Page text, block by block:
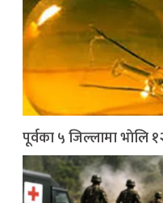
पूर्वका ५ जिल्लामा